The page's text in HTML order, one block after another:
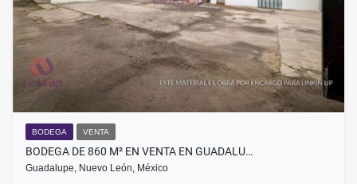
BODEGA VENTA
BODEGA DE 860 M² EN VENTA EN GUADALU…
Guadalupe, Nuevo León, México